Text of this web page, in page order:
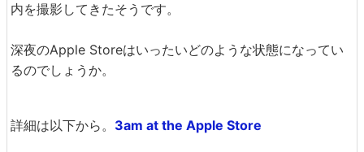
内を撮影してきたそうです。
深夜のApple Storeはいったいどのような状態になってい
るのでしょうか。
詳細は以下から。 3am at the Apple Store